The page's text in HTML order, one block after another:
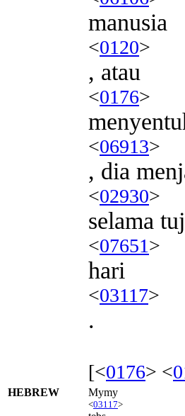
manusia
<0120>
, atau
<0176>
<06913>
, dia
<02930>
selama
<07651>
hari
<03117>
.
[<0176> <
HEBREW Mymy
<03117>